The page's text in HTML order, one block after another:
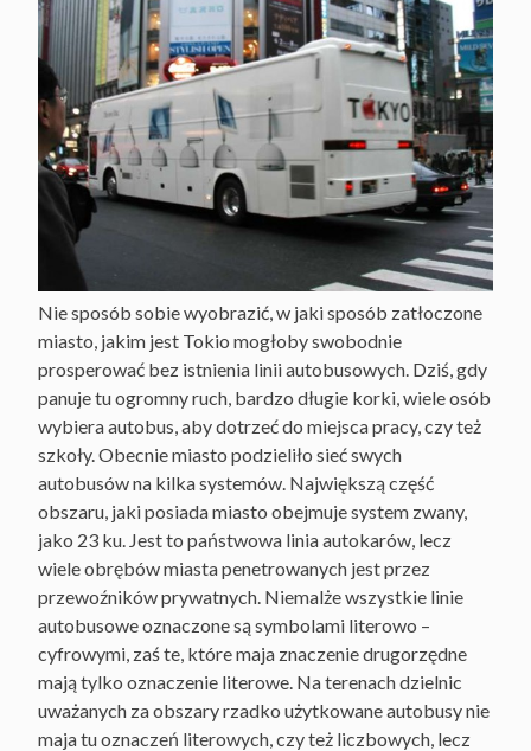
Nie sposób sobie wyobrazić, w jaki sposób zatłoczone
miasto, jakim jest Tokio mogłoby swobodnie
prosperować bez istnienia linii autobusowych. Dziś, gdy
panuje tu ogromny ruch, bardzo długie korki, wiele osób
wybiera autobus, aby dotrzeć do miejsca pracy, czy też
szkoły. Obecnie miasto podzieliło sieć swych
autobusów na kilka systemów. Największą część
obszaru, jaki posiada miasto obejmuje system zwany,
jako 23 ku. Jest to państwowa linia autokarów, lecz
wiele obrębów miasta penetrowanych jest przez
przewoźników prywatnych. Niemalże wszystkie linie
autobusowe oznaczone są symbolami literowo –
cyfrowymi, zaś te, które maja znaczenie drugorzędne
mają tylko oznaczenie literowe. Na terenach dzielnic
uważanych za obszary rzadko użytkowane autobusy nie
maja tu oznaczeń literowych, czy też liczbowych, lecz